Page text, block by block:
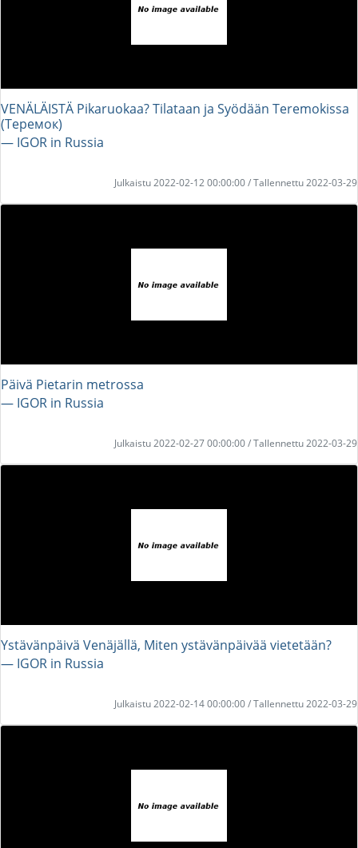
VENÄLÄISTÄ Pikaruokaa? Tilataan ja Syödään Teremokissa
(Теремок)
― IGOR in Russia
Julkaistu 2022-02-12 00:00:00 / Tallennettu 2022-03-29
Päivä Pietarin metrossa
― IGOR in Russia
Julkaistu 2022-02-27 00:00:00 / Tallennettu 2022-03-29
Ystävänpäivä Venäjällä, Miten ystävänpäivää vietetään?
― IGOR in Russia
Julkaistu 2022-02-14 00:00:00 / Tallennettu 2022-03-29